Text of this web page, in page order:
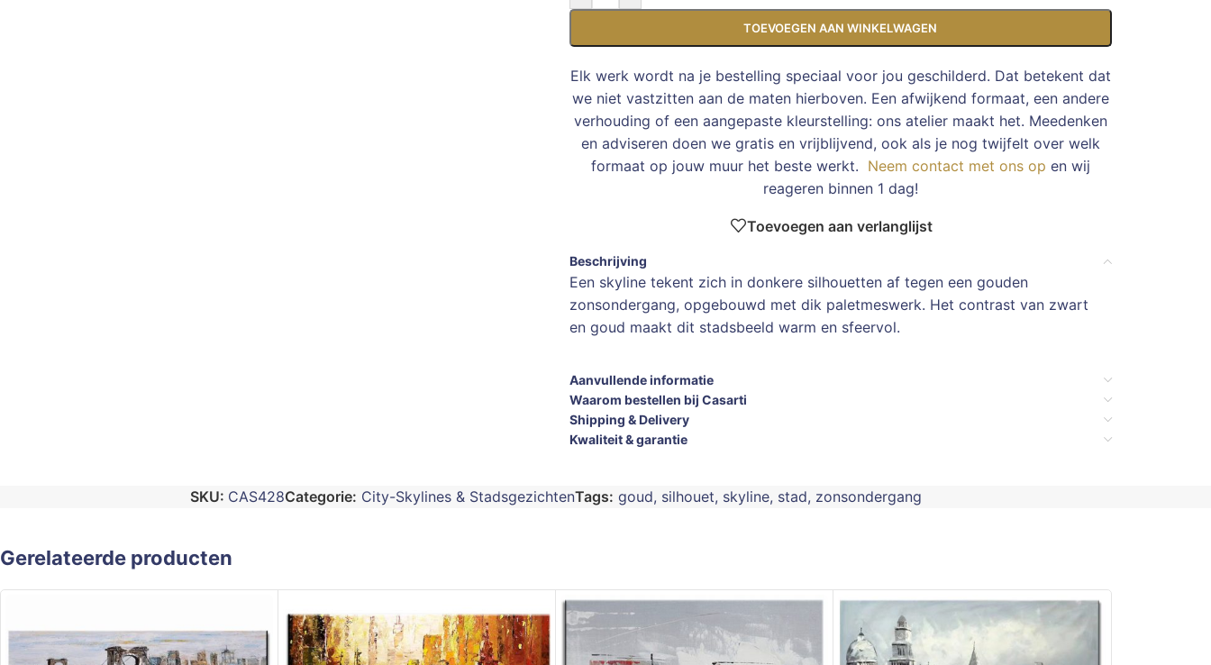
TOEVOEGEN AAN WINKELWAGEN
Elk werk wordt na je bestelling speciaal voor jou geschilderd. Dat betekent dat
we niet vastzitten aan de maten hierboven. Een afwijkend formaat, een andere
verhouding of een aangepaste kleurstelling: ons atelier maakt het. Meedenken
en adviseren doen we gratis en vrijblijvend, ook als je nog twijfelt over welk
formaat op jouw muur het beste werkt. Neem contact met ons op en wij
reageren binnen 1 dag!
Toevoegen aan verlanglijst
Beschrijving
Een skyline tekent zich in donkere silhouetten af tegen een gouden
zonsondergang, opgebouwd met dik paletmeswerk. Het contrast van zwart
en goud maakt dit stadsbeeld warm en sfeervol.
Aanvullende informatie
Waarom bestellen bij Casarti
Shipping & Delivery
Kwaliteit & garantie
SKU: CAS428Categorie: City-Skylines & StadsgezichtenTags: goud, silhouet, skyline, stad, zonsondergang
Gerelateerde producten